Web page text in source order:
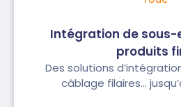
Intégration de
produits
Des solutions
câblage filaires…